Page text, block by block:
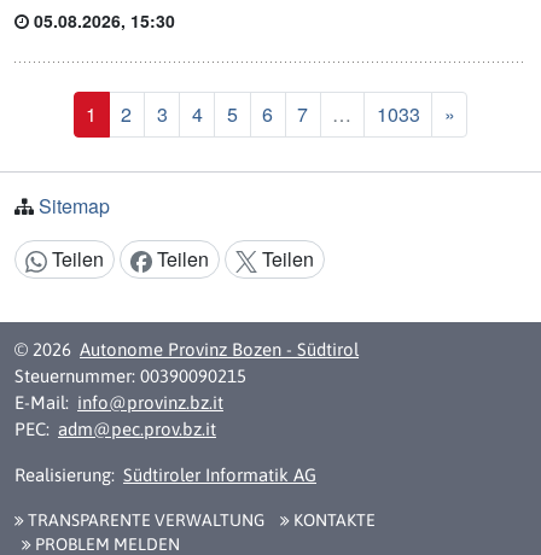
05.08.2026, 15:30
1 2 3 4 5 6 7 … 1033Last
»Nächste
Sitemap
Inhalt teilen:
Teilen Teilen Teilen
© 2026 Autonome Provinz Bozen - Südtirol
Steuernummer: 00390090215
E-Mail: info@provinz.bz.it
PEC: adm@pec.prov.bz.it
Realisierung: Südtiroler Informatik AG
TRANSPARENTE VERWALTUNG
KONTAKTE
PROBLEM MELDEN